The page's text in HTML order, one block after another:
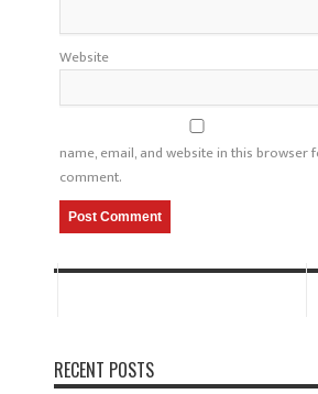
Website
name, email, and website in this browser
comment.
RECENT POSTS